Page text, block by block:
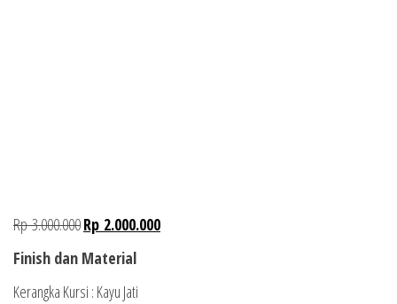
Rp3.000.000Rp 2.000.000
Finish dan Material
Kerangka Kursi : Kayu Jati